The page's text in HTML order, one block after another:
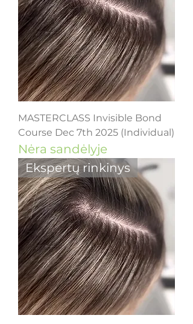
MASTERCLASS Invisible Bond
Course Dec 7th 2025 (Individual)
Nėra sandėlyje
Ekspertų rinkinys